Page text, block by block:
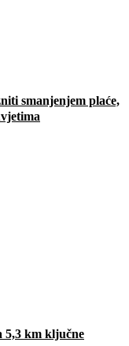
smanjenjem plaće,
5,3 km ključne